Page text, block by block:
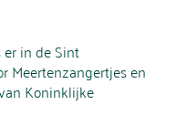
in de Sint
Meertenzangertjes en
Koninklijke